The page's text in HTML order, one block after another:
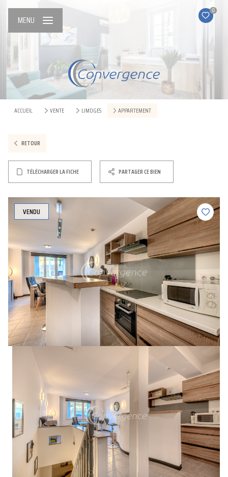
0
MENU
ACCUEIL VENTE LIMOGES APPARTEMENT
RETOUR
TÉLÉCHARGER LA FICHE PARTAGER CE BIEN
VENDU